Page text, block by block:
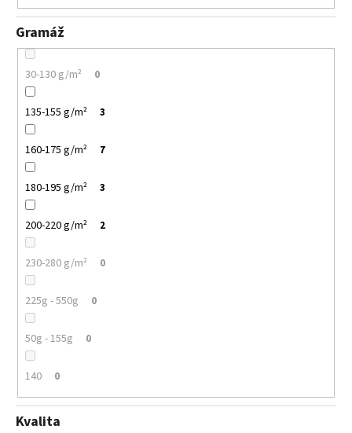
Gramáž
30-130 g/m² 0
135-155 g/m² 3
160-175 g/m² 7
180-195 g/m² 3
200-220 g/m² 2
230-280 g/m² 0
225g - 550g 0
50g - 155g 0
140 0
Kvalita